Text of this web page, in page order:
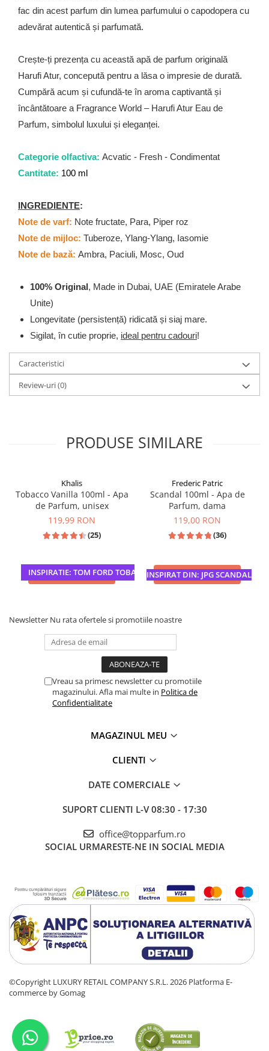
fac din acest parfum din lumea parfumului o capodopera cu
adevărat autentică și parfumată.
Crește-ți prezența cu această apă de parfum originală
Harufi Atur, concepută pentru a lăsa o impresie de durată.
Cumpără acum și cufundă-te în aroma captivantă și
încântătoare a Fragrance World – Harufi Atur Eau de
Parfum, simbolul luxului și eleganței.
Categorie olfactiva: Acvatic - Fresh - Condimentat
Cantitate: 100 ml
INGREDIENTE:
Note de varf: Note fructate, Para, Piper roz
Note de mijloc: Tuberoze, Ylang-Ylang, Iasomie
Note de bază: Ambra, Paciuli, Mosc, Oud
100% Original, Made in Dubai, UAE (Emiratele Arabe
Unite)
Longevitate (persistență) ridicată și siaj mare.
Sigilat, în cutie proprie, ideal pentru cadouri!
Caracteristici
Review-uri(0)
PRODUSE SIMILARE
INSPIRATIE: TOM FORD TOBACCO VANILLE
Khalis
Tobacco Vanilla 100ml - Apa
de Parfum, unisex
119,99 RON
(25)
ADAUGA IN COS INSPIRAT DIN: JPG SCANDAL
Frederic Patric
Scandal 100ml - Apa de
Parfum, dama
119,00 RON
(36)
ADAUGA IN COS
Newsletter Nu rata ofertele si promotiile noastre
Vreau sa primesc newsletter cu promotiile
magazinului. Afla mai multe in Politica de
Confidentialitate
MAGAZINUL MEU
CLIENTI
DATE COMERCIALE
SUPORT CLIENTI L-V 08:30 - 17:30
office@topparfum.ro
SOCIAL URMARESTE-NE IN SOCIAL MEDIA
©Copyright LUXURY RETAIL COMPANY S.R.L. 2026 Platforma E-
commerce by Gomag